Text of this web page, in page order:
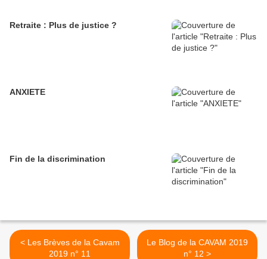
Retraite : Plus de justice ?
ANXIETE
Fin de la discrimination
< Les Brèves de la Cavam
2019 n° 11
Le Blog de la CAVAM 2019
n° 12 >